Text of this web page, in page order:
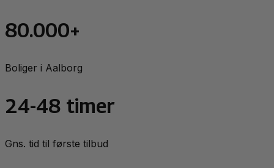
80.000+
Boliger i Aalborg
24-48 timer
Gns. tid til første tilbud